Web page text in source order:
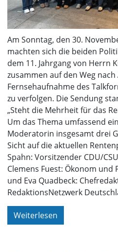
Am Sonntag, den 30.
machten sich die beiden
dem 11. Jahrgang von Herrn
zusammen auf den Weg
Fernsehaufnahme des
zu verfolgen. Die Sendung
„Steht die Mehrheit für das
Um das Thema umfassend
Moderatorin insgesamt drei
Sicht auf die aktuellen
Spahn: Vorsitzender CDU/
Clemens Fuest: Ökonom
und Eva Quadbeck:
RedaktionsNetzwerk
Weiterlesen